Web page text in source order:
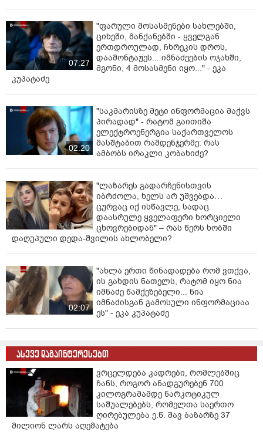
07:27
"ფარული მოსასმენები სახლებში,
ციხეში, მანქანებში - ყველგან
ერთდროულად, ჩხრეკის დროს,
დაამონტაჟეს... იმნაძეების ოჯახში,
მგონი, 4 მოსასმენი იყო..." - ეკა
კუპატაძე
02:20
"საკმარისზე მეტი ინფორმაცია მაქვს
პირადად" - რატომ გაითიშა
ელექტროენერგია საქართველოს
მასშტაბით რამდენჯერმე: რას
ამბობს ირაკლი კობახიძე?
"ლაზარეს გადარჩენისთვის
იბრძოლა, ხელს არ უშვებდა…
ცურვაც იქ ისწავლე, სადაც
დაასრულე ყველაფერი ხორციელი
ცხოვრებიდან" – რას წერს ხობში
დაღუპული დედა-შვილის ახლობელი?
02:07
"ახლა ერთი წინადადება რომ ვთქვა,
ის გახდის ნათელს, რატომ იყო ნია
იმნაძე წამქეზებელი... ნია
იმნაძისგან გამოსული ინფორმაციაა
ეს" - ეკა კუპატაძე
ასევე დაგაინტერესებთ
ვრცელდება კადრები, რომლებშიც
ჩანს, როგორ ანადგურებენ 700
კილოგრამამდე ნარკოტიკულ
საშუალებებს, რომელთა საერთო
ღირებულება ე.წ. შავ ბაზარზე 37
მილიონ ლარს აღემატება